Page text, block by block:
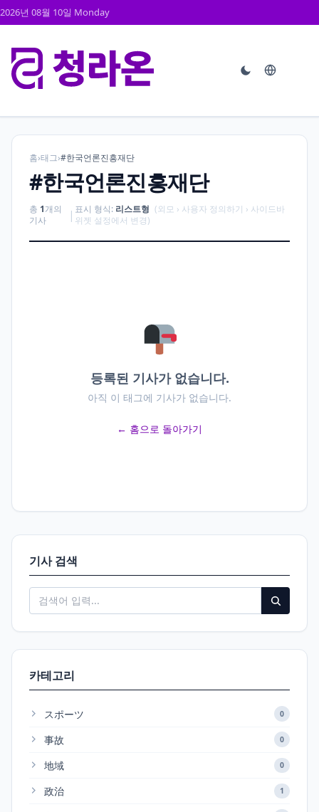
2026년 08월 10일 Monday
홈›태그›#한국언론진흥재단
#한국언론진흥재단
총 1개의
기사
| 표시 형식: 리스트형 (외모 › 사용자 정의하기 › 사이드바
위젯 설정에서 변경)
등록된 기사가 없습니다.
아직 이 태그에 기사가 없습니다.
← 홈으로 돌아가기
기사 검색
카테고리
スポーツ 0
事故 0
地域 0
政治 1